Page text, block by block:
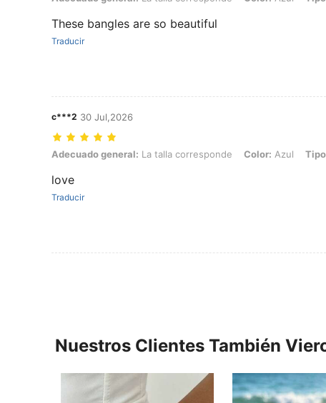
These bangles are so beautiful
Traducir
c***2 30 Jul,2026
Adecuado general: La talla corresponde, Color: Azul, Tipo de Estilo:
Adecuado general: La talla corresponde Color: Azul
love
Traducir
Nuestros Clientes También